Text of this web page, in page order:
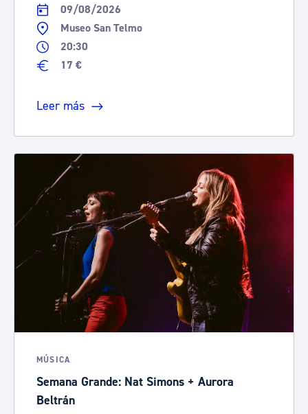
09/08/2026
Museo San Telmo
20:30
17 €
Leer más
MÚSICA
Semana Grande: Nat Simons + Aurora
Beltrán